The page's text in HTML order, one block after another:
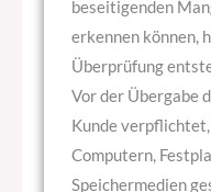
beseitigenden
erkennen können,
Überprüfung
Vor der Übergabe
Kunde
Computern,
Speichermedien